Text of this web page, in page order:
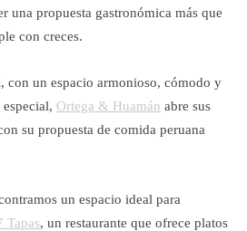
una propuesta gastronómica más que
con creces.
con un espacio armonioso, cómodo y
Ortega & Huamán abre sus
su propuesta de comida peruana
un espacio ideal para
Tapas, un restaurante que ofrece platos